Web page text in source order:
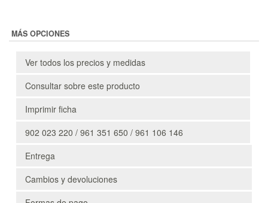
MÁS OPCIONES
Ver todos los precios y medidas
Consultar sobre este producto
Imprimir ficha
902 023 220 / 961 351 650 / 961 106 146
Entrega
Cambios y devoluciones